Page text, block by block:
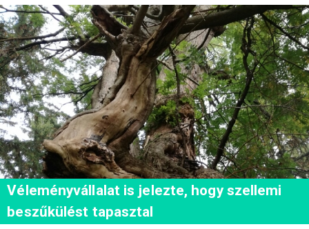
Véleményvállalat is jelezte, hogy szellemi
beszűkülést tapasztal